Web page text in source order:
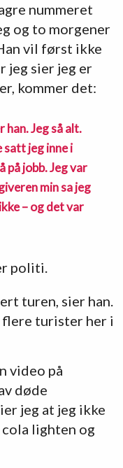
nummeret
og to morgener
vil først ikke
jeg sier jeg er
kommer det:
han. Jeg så alt.
satt jeg inne i
på jobb. Jeg var
min sa jeg
– og det var
politi.
turen, sier han.
turister her i
video på
døde
jeg at jeg ikke
lighten og